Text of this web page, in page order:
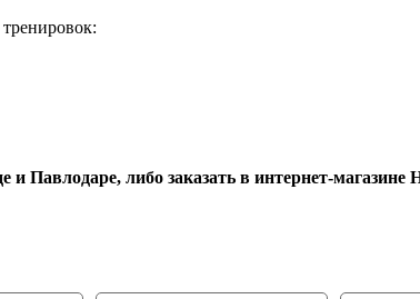
либо заказать в интернет-магазине